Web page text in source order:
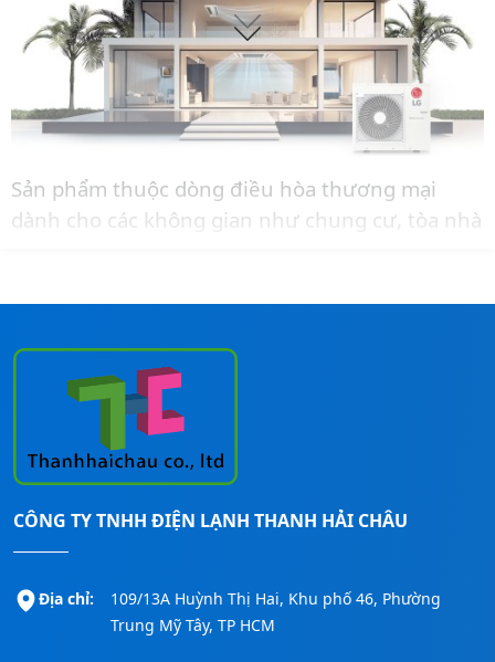
Sản phẩm thuộc dòng điều hòa thương mại
dành cho các không gian như chung cư, tòa nhà
tư vấn thêm và báo giá lắp đặt cho công trình.
CÔNG TY TNHH ĐIỆN LẠNH THANH HẢI CHÂU
Địa chỉ:
109/13A Huỳnh Thị Hai, Khu phố 46, Phường
Trung Mỹ Tây, TP HCM